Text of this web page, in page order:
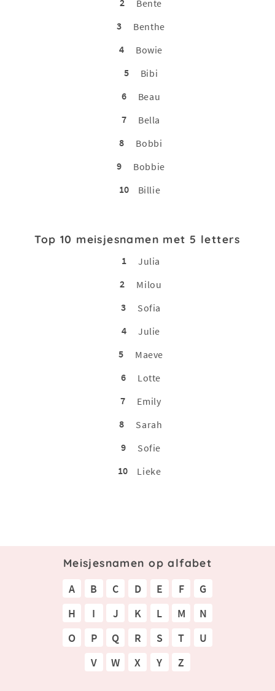
Bente
3
Benthe
4
Bowie
5
Bibi
6
Beau
7
Bella
8
Bobbi
9
Bobbie
10
Billie
Top 10 meisjesnamen met 5 letters
1
Julia
2
Milou
3
Sofia
4
Julie
5
Maeve
6
Lotte
7
Emily
8
Sarah
9
Sofie
10
Lieke
Meisjesnamen op alfabet
A B C D E F
G
H
I J K L M
N
O
P Q R S T
U
V
W X Y Z